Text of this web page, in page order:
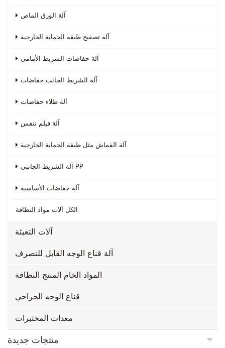
آلة الورق الماص
آلة تصفيح طبقة الحماية الخارجية
آلة حفاضات الشريط الأمامي
آلة الشريط الجانب حفاضات
آلة طلاء حفاضات
آلة فيلم تنفس
آلة القماش مثل طبقة الحماية الخارجية
آلة الشريط الجانبي PP
آلة حفاضات الأساسية
الكل آلات مواد النظافة
آلات التعبئة
آلة قناع الوجه القابل للتصرف
المواد الخام المنتج النظافة
قناع الوجه الجراحي
معدات المختبرات
منتجات جديدة